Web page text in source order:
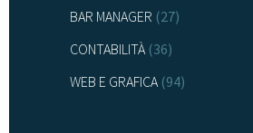
BAR MANAGER (27)
CONTABILITÀ(36)
WEB E GRAFICA(94)